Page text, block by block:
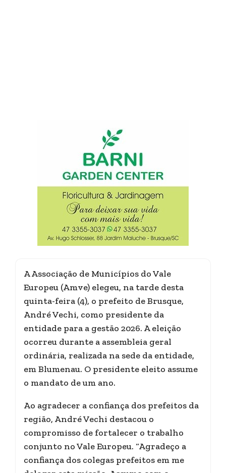
A Associação de Municípios do Vale
Europeu (Amve) elegeu, na tarde desta
quinta-feira (4), o prefeito de Brusque,
André Vechi, como presidente da
entidade para a gestão 2026. A eleição
ocorreu durante a assembleia geral
ordinária, realizada na sede da entidade,
em Blumenau. O presidente eleito assume
o mandato de um ano.
Ao agradecer a confiança dos prefeitos da
região, André Vechi destacou o
compromisso de fortalecer o trabalho
conjunto no Vale Europeu. “Agradeço a
confiança dos colegas prefeitos em me